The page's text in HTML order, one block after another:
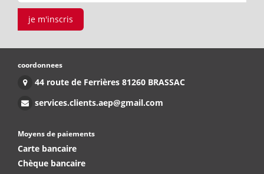
je m'inscris
coordonnees
44 route de Ferrières 81260 BRASSAC
services.clients.aep@gmail.com
Moyens de paiements
Carte bancaire
Chèque bancaire